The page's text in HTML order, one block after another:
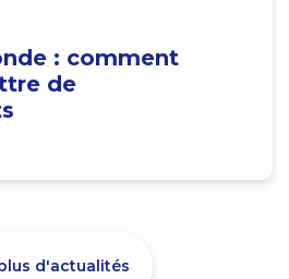
: comment
de
d'actualités